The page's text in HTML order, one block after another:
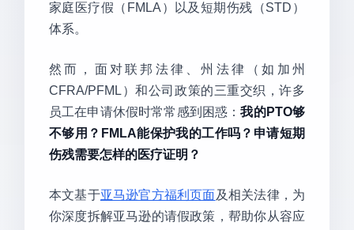
家庭医疗假（FMLA）以及短期伤残（STD）
体系。
然而，面对联邦法律、州法律（如加州
CFRA/PFML）和公司政策的三重交织，许多
员工在申请休假时常常感到困惑：我的PTO够
不够用？FMLA能保护我的工作吗？申请短期
伤残需要怎样的医疗证明？
本文基于亚马逊官方福利页面及相关法律，为
你深度拆解亚马逊的请假政策，帮助你从容应